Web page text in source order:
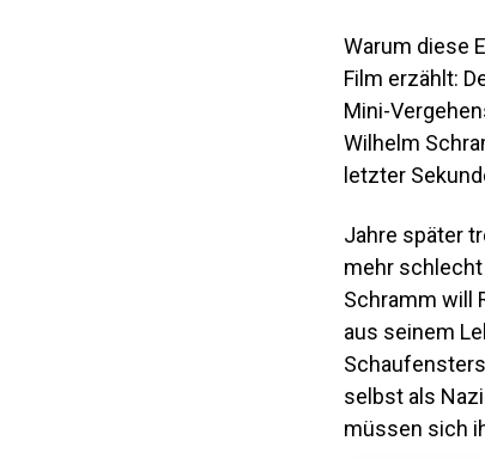
Warum diese
Film erzählt:
Mini-
Wilhelm
letzter
Jahre später
mehr
Schramm will
aus seinem
selbst als
müssen sich